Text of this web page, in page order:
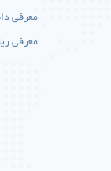
معرفی
معرفی